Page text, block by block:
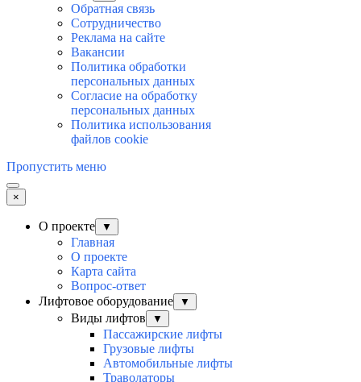
Обратная связь
Сотрудничество
Реклама на сайте
Вакансии
Политика обработки
персональных данных
Согласие на обработку
персональных данных
Политика использования
файлов cookie
Пропустить меню
×
О проекте ▼
Главная
О проекте
Карта сайта
Вопрос-ответ
Лифтовое оборудование
▼
Виды лифтов ▼
Пассажирские лифты
Грузовые лифты
Автомобильные лифты
Траволаторы